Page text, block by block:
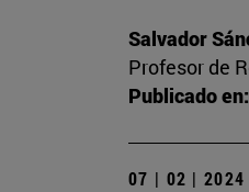
Salvador
Profesor de
Publicado en:
07 | 02 | 2024